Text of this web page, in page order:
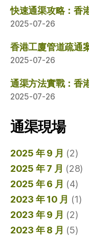
快速通渠攻略：香
2025-07-26
香港工廈管道疏通
2025-07-26
通渠方法實戰：香
2025-07-26
通渠現場
2025 年 9 月 (2)
2025 年 7 月 (28)
2025 年 6 月 (4)
2023 年 10 月 (1)
2023 年 9 月 (2)
2023 年 8 月 (5)